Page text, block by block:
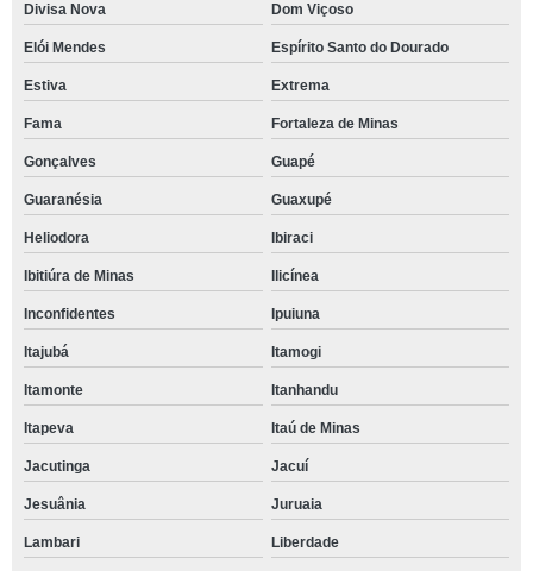
Divisa Nova Dom Viçoso
Elói Mendes Espírito Santo do Dourado
Estiva Extrema
Fama Fortaleza de Minas
Gonçalves Guapé
Guaranésia Guaxupé
Heliodora Ibiraci
Ibitiúra de Minas Ilicínea
Inconfidentes Ipuiuna
Itajubá Itamogi
Itamonte Itanhandu
Itapeva Itaú de Minas
Jacutinga Jacuí
Jesuânia Juruaia
Lambari Liberdade